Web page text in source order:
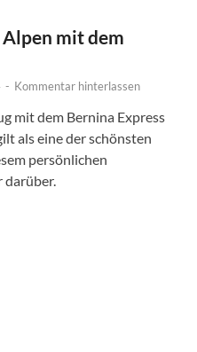
mit dem
- Kommentar hinterlassen
mit dem Bernina Express
als eine der schönsten
persönlichen
darüber.